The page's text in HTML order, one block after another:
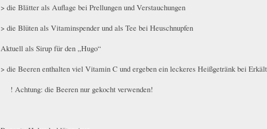
> die Blätter als Auflage bei Prellungen und Verstauchungen
> die Blüten als Vitaminspender und als Tee bei Heuschnupfen
Aktuell als Sirup für den „Hugo“
> die Beeren enthalten viel Vitamin C und ergeben ein leckeres Heißgetränk bei
! Achtung: die Beeren nur gekocht verwenden!